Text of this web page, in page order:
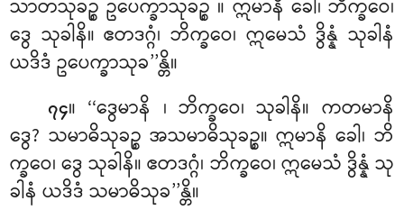
သာတသုခဉ္စ ဥပေက္ခာသုခဉ္စ ။ ဣမာနိ ခေါ၊ ဘိက္ခဝေ၊
ဒွေ သုခါနိ။ ဧတဒဂ္ဂံ၊ ဘိက္ခဝေ၊ ဣမေသံ ဒွိန္နံ သုခါနံ
ယဒိဒံ ဥပေက္ခာသုခ’’န္တိ။
၇၄။ ‘‘ဒွေမာနိ ၊ ဘိက္ခဝေ၊ သုခါနိ။ ကတမာနိ
ဒွေ? သမာဓိသုခဉ္စ အသမာဓိသုခဉ္စ။ ဣမာနိ ခေါ၊ ဘိ
က္ခဝေ၊ ဒွေ သုခါနိ။ ဧတဒဂ္ဂံ၊ ဘိက္ခဝေ၊ ဣမေသံ ဒွိန္နံ သု
ခါနံ ယဒိဒံ သမာဓိသုခ’’န္တိ။